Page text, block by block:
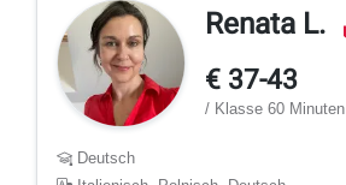
Renata L.
€ 37-43
/ Klasse 60 Minuten
Deutsch